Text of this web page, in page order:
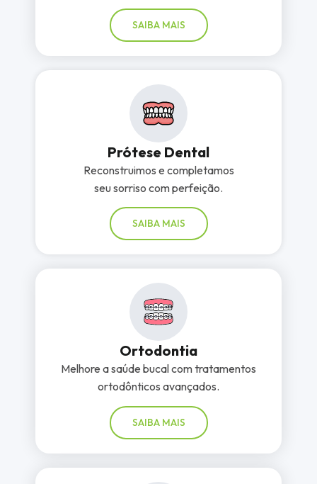
SAIBA MAIS
Prótese Dental
Reconstruimos e completamos
seu sorriso com perfeição.
SAIBA MAIS
Ortodontia
Melhore a saúde bucal com tratamentos
ortodônticos avançados.
SAIBA MAIS